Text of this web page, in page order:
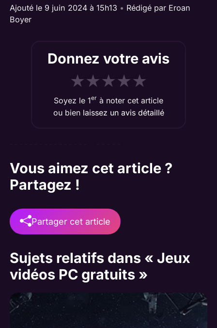
Ajouté le 9 juin 2024 à 15h13 • Rédigé par Eroan
Boyer
Donnez votre avis
★★★★★
Soyez le 1er à noter cet article
ou bien laissez un avis détaillé
Vous aimez cet article ?
Partagez !
Partager cet article
Sujets relatifs dans « Jeux
vidéos PC gratuits »